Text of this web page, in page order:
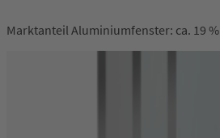
Marktanteil Aluminiumfenster: ca. 19 %